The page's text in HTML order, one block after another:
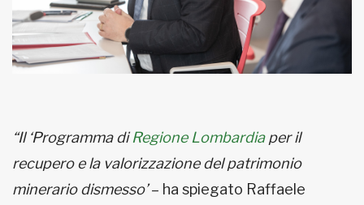
“Il ‘Programma diRegione Lombardiaper il
recupero e la valorizzazione del patrimonio
minerario dismesso’– ha spiegato Raffaele